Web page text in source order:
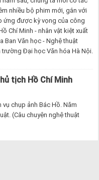
nhiều bộ phim mới, gắn với
ứng được kỳ vọng của công
Chí Minh - nhân vật kiệt xuất
Ban Văn học - Nghệ thuật
trường Đại học Văn hóa Hà Nội.
tịch Hồ Chí Minh
chụp ảnh Bác Hồ. Năm
(Câu chuyện nghệ thuật